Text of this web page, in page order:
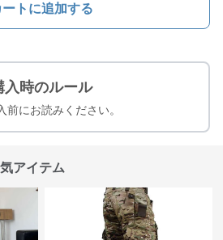
ートに追加する
入時のルール
前にお読みください。
アイテム